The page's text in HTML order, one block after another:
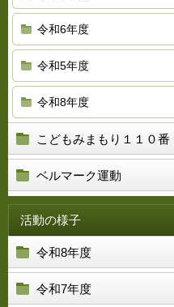
令和6年度
令和5年度
令和8年度
こどもみまもり１１０番
ベルマーク運動
活動の様子
令和8年度
令和7年度